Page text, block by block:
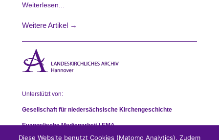
Weiterlesen...
Weitere Artikel →
Unterstützt von:
Gesellschaft für niedersächsische Kirchengeschichte
Evangelische Medienarbeit | EMA
Diese Website benutzt Cookies (Matomo Analytics). Zudem